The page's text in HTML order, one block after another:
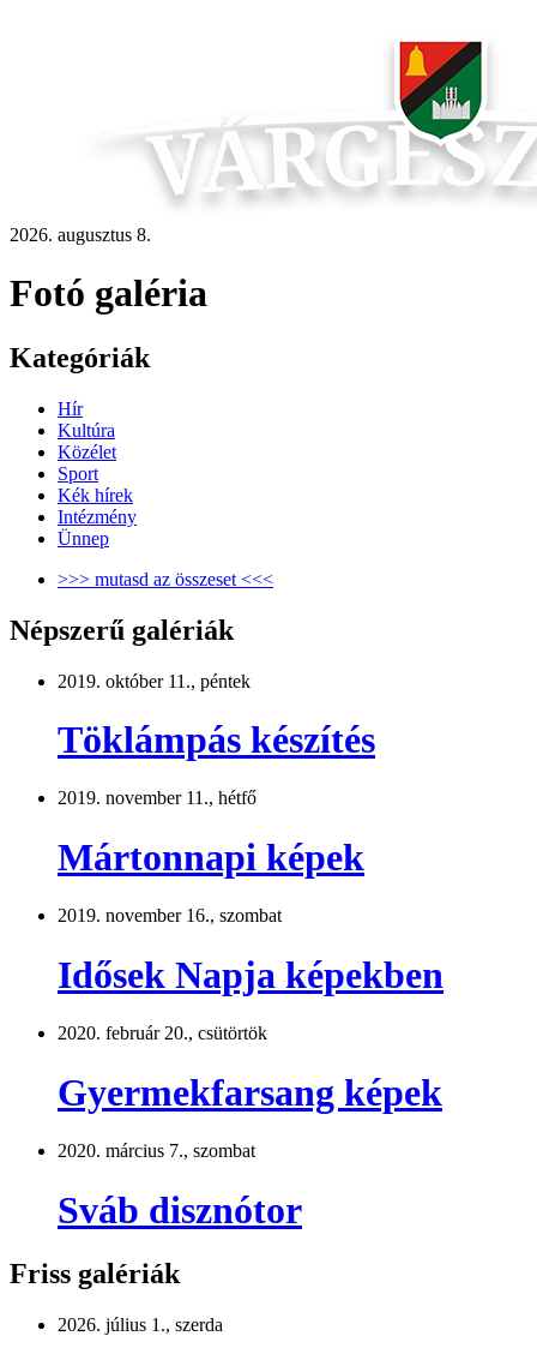
2026. augusztus 8.
Fotó galéria
Kategóriák
Hír
Kultúra
Közélet
Sport
Kék hírek
Intézmény
Ünnep
>>> mutasd az összeset <<<
Népszerű galériák
2019. október 11., péntek
Töklámpás készítés
2019. november 11., hétfő
Mártonnapi képek
2019. november 16., szombat
Idősek Napja képekben
2020. február 20., csütörtök
Gyermekfarsang képek
2020. március 7., szombat
Sváb disznótor
Friss galériák
2026. július 1., szerda